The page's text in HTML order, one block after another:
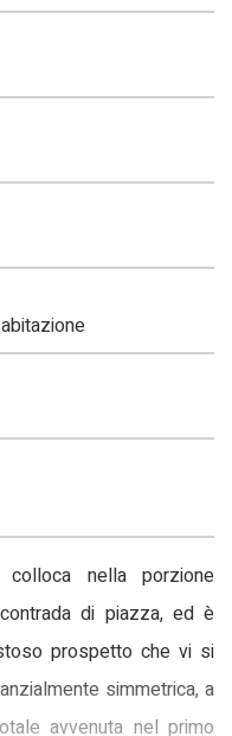
nella porzione
di piazza, ed è
prospetto che vi si
simmetrica, a
avvenuta nel primo